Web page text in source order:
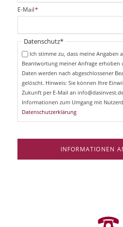
i
c
t
f
P
f
i
E-Mail*
Pflichtfeld
Datenschutz*
Ich stimme zu, dass meine
Beantwortung meiner Anfrage
Daten werden nach abgeschlossener
gelöscht. Hinweis: Sie können Ihre
Zukunft per E-Mail an
Informationen zum Umgang mit
Datenschutzerklärung
INFORMATIONEN